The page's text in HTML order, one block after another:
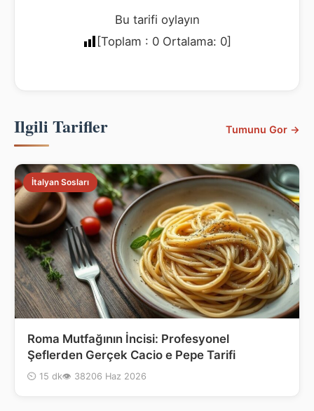
Bu tarifi oylayın
[Toplam : 0 Ortalama: 0]
Ilgili Tarifler Tumunu Gor →
İtalyan Sosları
Roma Mutfağının İncisi: Profesyonel
Şeflerden Gerçek Cacio e Pepe Tarifi
⏲ 15 dk👁 38206 Haz 2026